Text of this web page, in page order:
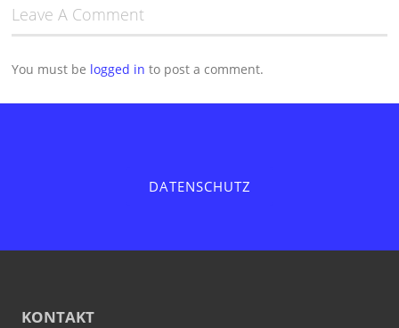
Leave A Comment
You must be logged in to post a comment.
DATENSCHUTZ
KONTAKT